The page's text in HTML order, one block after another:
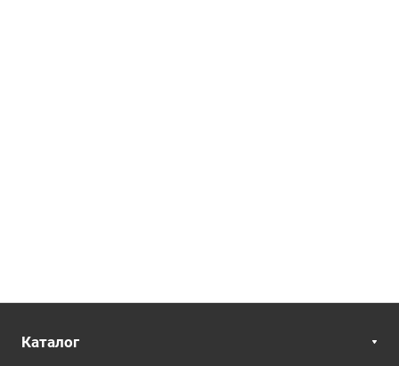
Каталог